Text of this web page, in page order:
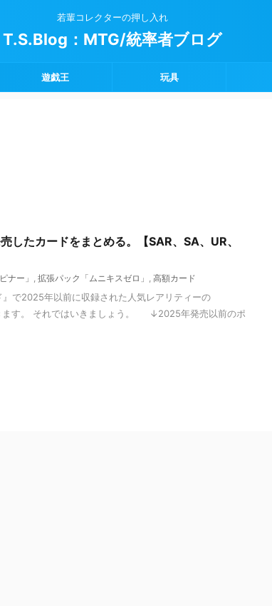
若輩コレクターの押し入れ
T.S.Blog：MTG/統率者ブログ
遊戯王 玩具
したカードをまとめる。【SAR、SA、UR、
ナー」 , 拡張パック「ムニキスゼロ」 , 高額カード
で2025年以前に収録された人気レアリティーの
ます。 それではいきましょう。 ↓2025年発売以前のポ